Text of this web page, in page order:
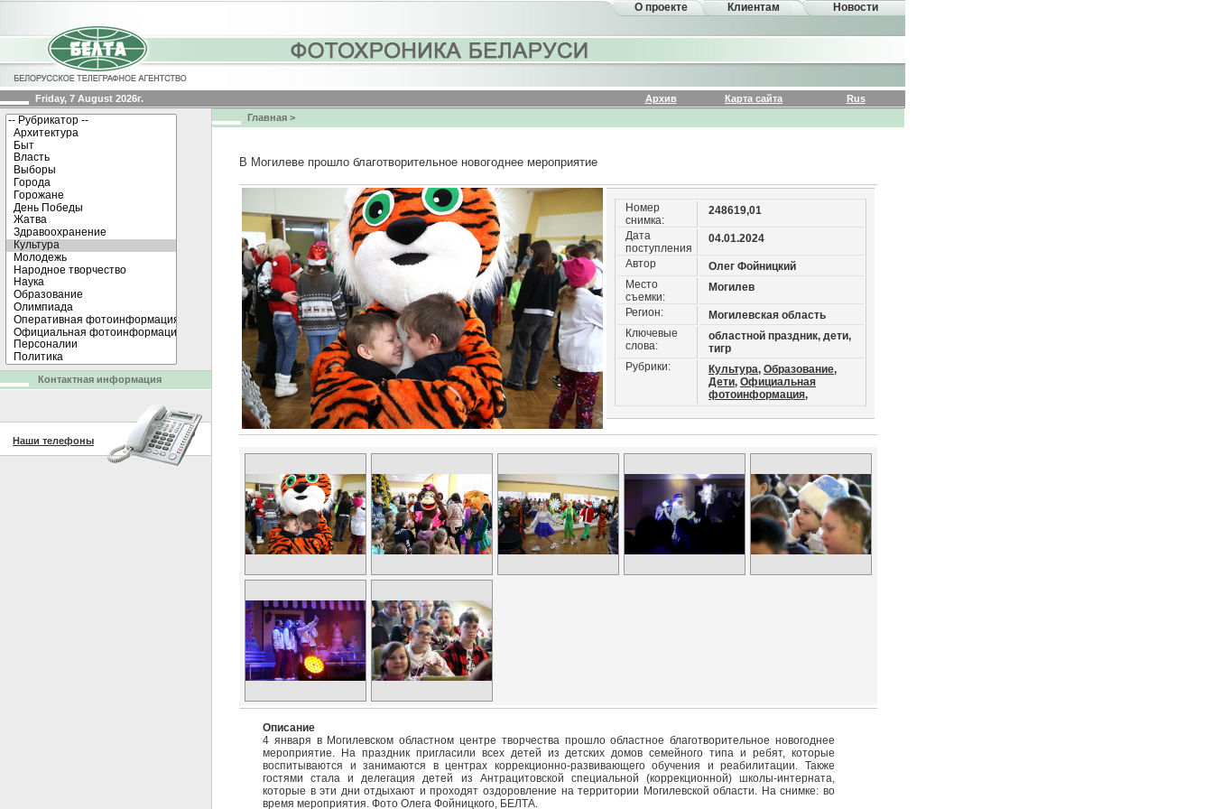
О проекте Клиентам Новости
Friday, 7 August 2026г. Архив Карта сайта
Rus
Главная >
В Могилеве прошло благотворительное новогоднее мероприятие
Номер
снимка:
248619,01
Дата
поступления
04.01.2024
Автор
Олег Фойницкий
Место
съемки:
Могилев
Регион:
Могилевская область
Ключевые
слова:
областной праздник, дети,
тигр
Рубрики:
Культура, Образование,
Дети, Официальная
фотоинформация,
Описание
4 января в Могилевском областном центре творчества прошло областное благотворительное новогоднее
мероприятие. На праздник пригласили всех детей из детских домов семейного типа и ребят, которые
воспитываются и занимаются в центрах коррекционно-развивающего обучения и реабилитации. Также
гостями стала и делегация детей из Антрацитовской специальной (коррекционной) школы-интерната,
которые в эти дни отдыхают и проходят оздоровление на территории Могилевской области. На снимке: во
время мероприятия. Фото Олега Фойницкого, БЕЛТА.
Контактная информация
Наши телефоны